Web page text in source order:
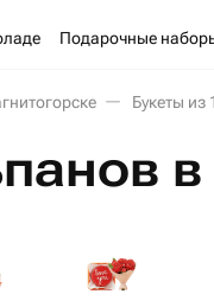
Подарочные
Букеты из